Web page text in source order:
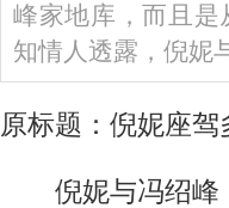
峰家地库，而且
知情人透露，倪妮
原标题：倪妮座
倪妮与冯绍峰